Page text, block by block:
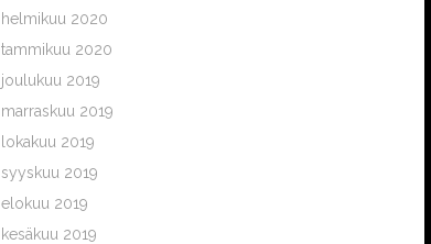
helmikuu 2020
tammikuu 2020
joulukuu 2019
marraskuu 2019
lokakuu 2019
syyskuu 2019
elokuu 2019
kesäkuu 2019